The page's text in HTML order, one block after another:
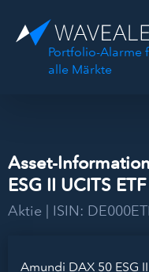
Portfolio-Alarme
alle Märkte
Asset-
ESG II UCITS
Aktie | ISIN: